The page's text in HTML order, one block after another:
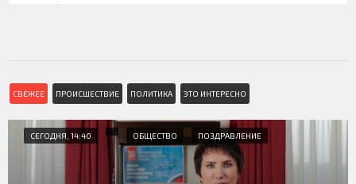
СВЕЖЕЕ ПРОИСШЕСТВИЕ ПОЛИТИКА ЭТО ИНТЕРЕСНО
СЕГОДНЯ, 14:40 ОБЩЕСТВО ПОЗДРАВЛЕНИЕ